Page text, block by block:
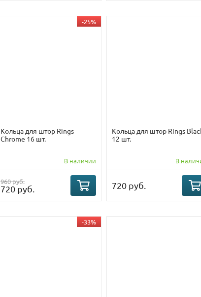
-25%
Кольца для штор Rings
Chrome 16 шт.
В наличии
960 руб.
720 руб.
Кольца для штор Rings
12 шт.
В
720 руб.
-33%